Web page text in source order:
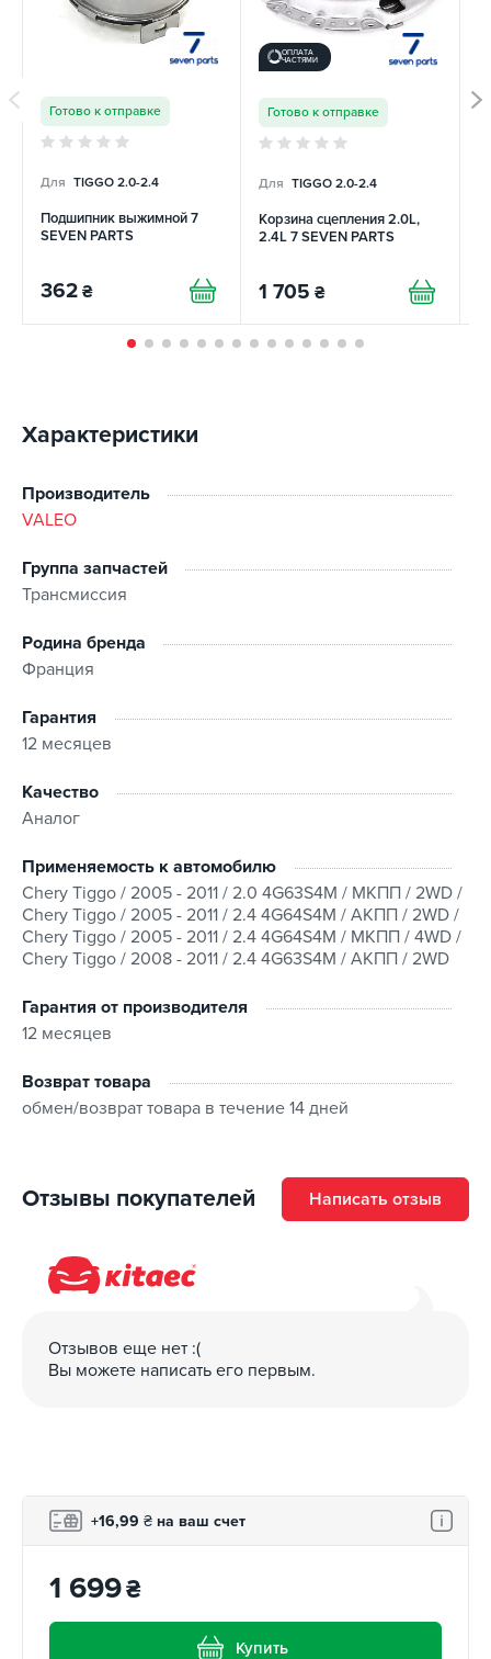
Готово к отправке
Для TIGGO 2.0-2.4
Подшипник выжимной 7
SEVEN PARTS
362 ₴
ОПЛАТА
ЧАСТЯМИ
Готово к отправке
Для TIGGO 2.0-2.4
Корзина сцепления 2.0L,
2.4L 7 SEVEN PARTS
1 705 ₴
Характеристики
Производитель
VALEO
Группа запчастей
Трансмиссия
Родина бренда
Франция
Гарантия
12 месяцев
Качество
Аналог
Применяемость к автомобилю
Chery Tiggo / 2005 - 2011 / 2.0 4G63S4M / МКПП / 2WD /
Chery Tiggo / 2005 - 2011 / 2.4 4G64S4M / АКПП / 2WD /
Chery Tiggo / 2005 - 2011 / 2.4 4G64S4M / МКПП / 4WD /
Chery Tiggo / 2008 - 2011 / 2.4 4G63S4M / АКПП / 2WD
Гарантия от производителя
12 месяцев
Возврат товара
обмен/возврат товара в течение 14 дней
Отзывы покупателей Написать отзыв
Отзывов еще нет :(
Вы можете написать его первым.
+16,99 ₴ на ваш счет
1 699₴
Купить